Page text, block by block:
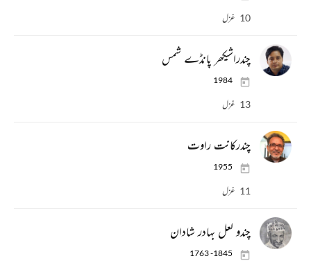
10 غزل
چندراشیکھر پانڈے شمس
1984
13 غزل
چندرکانت راوت
1955
11 غزل
چندو لعل بہادر شادان
1763 -1845